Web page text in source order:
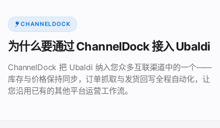
CHANNELDOCK
为什么要通过 ChannelDock 接入 Ubaldi
ChannelDock 把 Ubaldi 纳入您众多互联渠道中的一个——
库存与价格保持同步，订单抓取与发货回写全程自动化，让
您沿用已有的其他平台运营工作流。